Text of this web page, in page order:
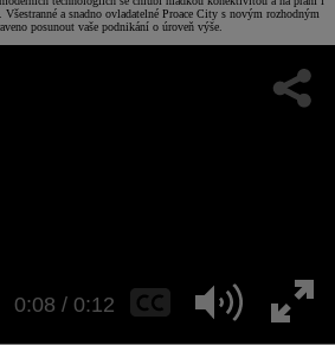
a snadno ovladatelné Proace City s novým rozhodným
posunout vaše podnikání o úroveň výše.
0:11 / 0:12